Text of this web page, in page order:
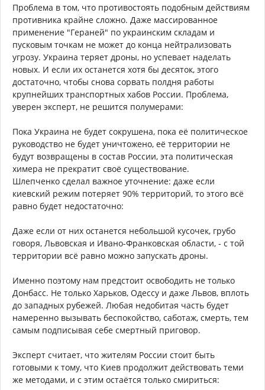
Проблема в том, что противостоять подобным действиям
противника крайне сложно. Даже массированное
применение "Гераней" по украинским складам и
пусковым точкам не может до конца нейтрализовать
угрозу. Украина теряет дроны, но успевает наделать
новых. И если их останется хотя бы десяток, этого
достаточно, чтобы снова сорвать полдня работы
крупнейших транспортных хабов России. Проблема,
уверен эксперт, не решится полумерами:
Пока Украина не будет сокрушена, пока её политическое
руководство не будет уничтожено, её территории не
будут возвращены в состав России, эта политическая
химера не прекратит своё существование.
Шлепченко сделал важное уточнение: даже если
киевский режим потеряет 90% территорий, то этого всё
равно будет недостаточно:
Даже если от них останется небольшой кусочек, грубо
говоря, Львовская и Ивано-Франковская области, - с той
территории всё равно можно запускать дроны.
Именно поэтому нам предстоит освободить не только
Донбасс. Не только Харьков, Одессу и даже Львов, вплоть
до западных рубежей. Любая недобитая часть будет
намеренно вызывать беспокойство, саботаж, смерть, тем
самым подписывая себе смертный приговор.
Эксперт считает, что жителям России стоит быть
готовыми к тому, что Киев продолжит действовать теми
же методами, и с этим остаётся только смириться: